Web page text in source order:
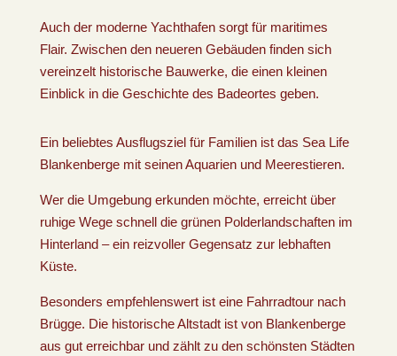
Auch der moderne Yachthafen sorgt für maritimes
Flair. Zwischen den neueren Gebäuden finden sich
vereinzelt historische Bauwerke, die einen kleinen
Einblick in die Geschichte des Badeortes geben.
Ein beliebtes Ausflugsziel für Familien ist das Sea Life
Blankenberge mit seinen Aquarien und Meerestieren.
Wer die Umgebung erkunden möchte, erreicht über
ruhige Wege schnell die grünen Polderlandschaften im
Hinterland – ein reizvoller Gegensatz zur lebhaften
Küste.
Besonders empfehlenswert ist eine Fahrradtour nach
Brügge. Die historische Altstadt ist von Blankenberge
aus gut erreichbar und zählt zu den schönsten Städten